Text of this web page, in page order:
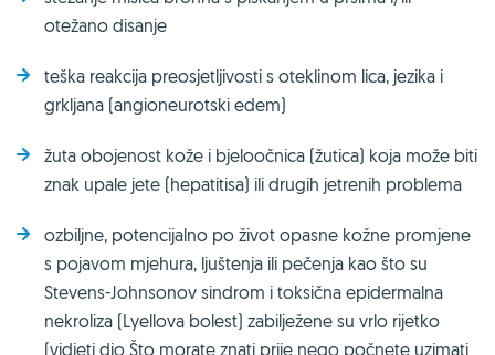
otežano disanje
teška reakcija preosjetljivosti s oteklinom lica, jezika i
grkljana (angioneurotski edem)
žuta obojenost kože i bjeloočnica (žutica) koja može biti
znak upale jete (hepatitisa) ili drugih jetrenih problema
ozbiljne, potencijalno po život opasne kožne promjene
s pojavom mjehura, ljuštenja ili pečenja kao što su
Stevens-Johnsonov sindrom i toksična epidermalna
nekroliza (Lyellova bolest) zabilježene su vrlo rijetko
(vidjeti dio Što morate znati prije nego počnete uzimati